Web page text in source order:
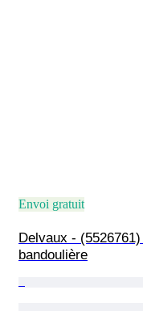
Envoi gratuit
Delvaux -
bandoulière